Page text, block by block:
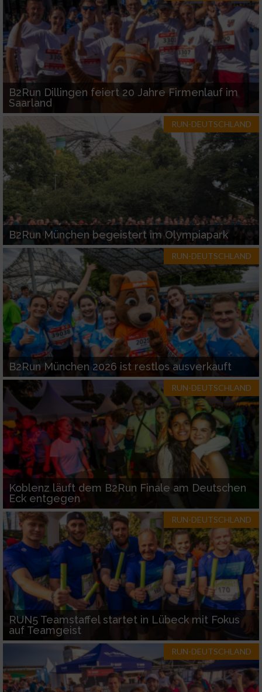
B2Run Dillingen feiert 20 Jahre Firmenlauf im
Saarland
RUN-DEUTSCHLAND
B2Run München begeistert im Olympiapark
RUN-DEUTSCHLAND
B2Run München 2026 ist restlos ausverkauft
RUN-DEUTSCHLAND
Koblenz läuft dem B2Run Finale am Deutschen
Eck entgegen
RUN-DEUTSCHLAND
RUN5 Teamstaffel startet in Lübeck mit Fokus
auf Teamgeist
RUN-DEUTSCHLAND
Verwendung reduzierter Daten zur Auswahl
von Inhalten
IAB-Besonderheiten:
Verwendung genauer Standortdaten
Geräte anhand von aktiv angeforderten
Informationen identifizieren
Nicht-IAB-Verarbeitungszwecke:
Notwendig
Performance
Funktional
Werbung